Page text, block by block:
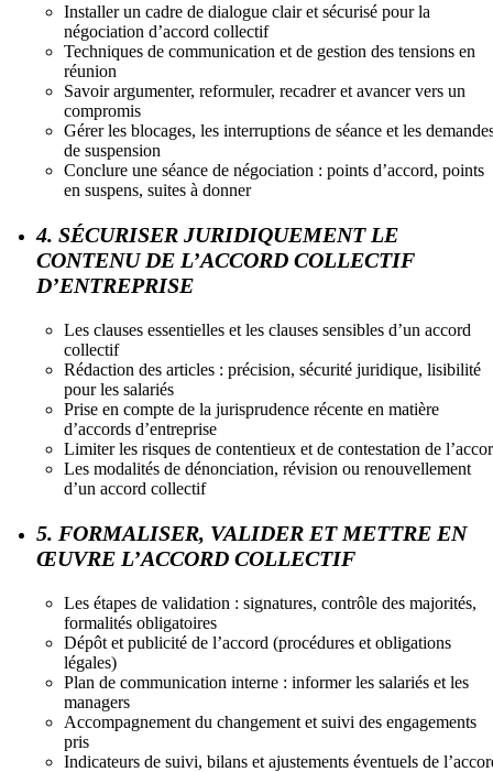
Installer un cadre de dialogue clair et sécurisé pour la
négociation d’accord collectif
Techniques de communication et de gestion des tensions en
réunion
Savoir argumenter, reformuler, recadrer et avancer vers un
compromis
Gérer les blocages, les interruptions de séance et les
de suspension
Conclure une séance de négociation : points d’accord, points
en suspens, suites à donner
4. SÉCURISER JURIDIQUEMENT LE
CONTENU DE L’ACCORD COLLECTIF
D’ENTREPRISE
Les clauses essentielles et les clauses sensibles d’un accord
collectif
Rédaction des articles : précision, sécurité juridique, lisibilité
pour les salariés
Prise en compte de la jurisprudence récente en matière
d’accords d’entreprise
Limiter les risques de contentieux et de contestation de
Les modalités de dénonciation, révision ou renouvellement
d’un accord collectif
5. FORMALISER, VALIDER ET METTRE EN
ŒUVRE L’ACCORD COLLECTIF
Les étapes de validation : signatures, contrôle des majorités,
formalités obligatoires
Dépôt et publicité de l’accord (procédures et obligations
légales)
Plan de communication interne : informer les salariés et les
managers
Accompagnement du changement et suivi des engagements
pris
Indicateurs de suivi, bilans et ajustements éventuels de